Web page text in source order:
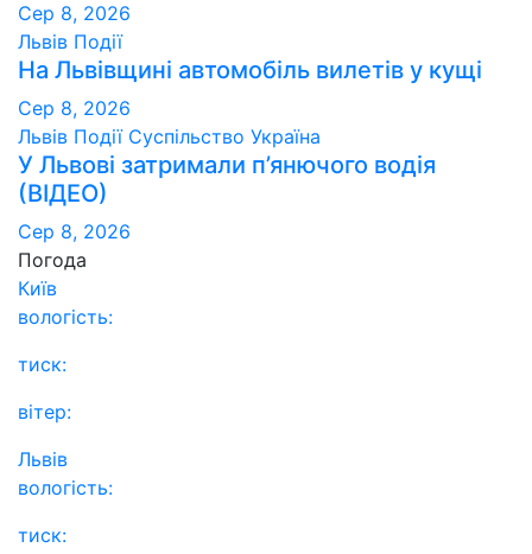
Сер 8, 2026
Львів Події
На Львівщині автомобіль вилетів у кущі
Сер 8, 2026
Львів Події Суспільство Україна
У Львові затримали п’янючого водія
(ВІДЕО)
Сер 8, 2026
Погода
Київ
вологість:
тиск:
вітер:
Львів
вологість:
тиск: